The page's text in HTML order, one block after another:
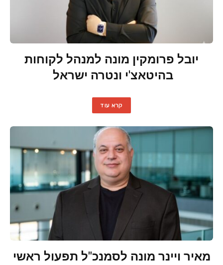
יובל פרומקין מונה למנהל לקוחות
בהיטאצ'י ונטרה ישראל
קרא עוד
מאיר ויינר מונה לסמנכ"ל תפעול ראשי